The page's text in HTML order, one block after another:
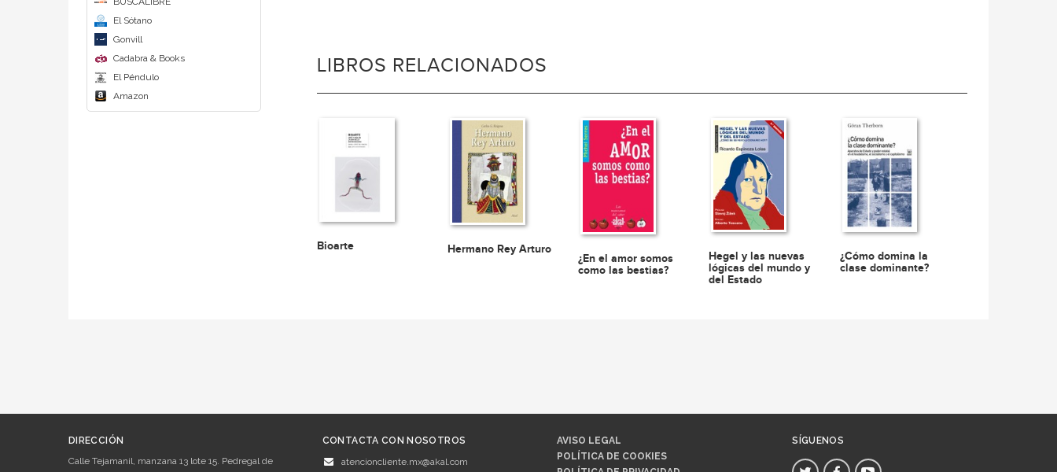
El Sótano
Gonvill
Cadabra & Books
El Péndulo
Amazon
LIBROS RELACIONADOS
Bioarte Hermano Rey Arturo
¿En el amor somos
como las bestias?
Hegel y las nuevas
lógicas del mundo y
del Estado
¿Cómo domina la
clase dominante?
DIRECCIÓN
Calle Tejamanil, manzana 13 lote 15. Pedregal de
CONTACTA CON NOSOTROS
atencioncliente.mx@akal.com
AVISO LEGAL
POLÍTICA DE COOKIES
SÍGUENOS